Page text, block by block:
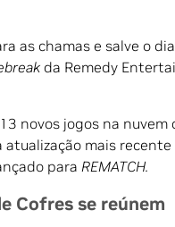
as chamas e salve o
da Remedy
novos jogos na nuvem
atualização mais recente
para REMATCH.
Cofres se reúnem